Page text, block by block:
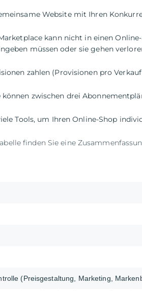
kann nicht in einen
Tools, um Ihren Online-Shop
finden Sie eine
(Preisgestaltung, Marketing,